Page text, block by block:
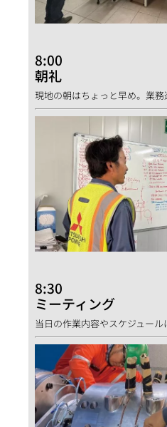
8:00
朝礼
現地の朝はちょっと早め。業務
8:30
ミーティング
当日の作業内容やスケジュール